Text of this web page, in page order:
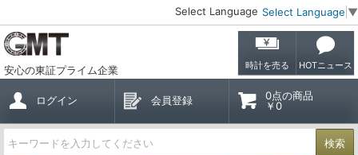
Select Language Select Language ▼
安心の東証プライム企業 時計を売る HOTニュース
ログイン 会員登録
0点の商品
￥0
検索